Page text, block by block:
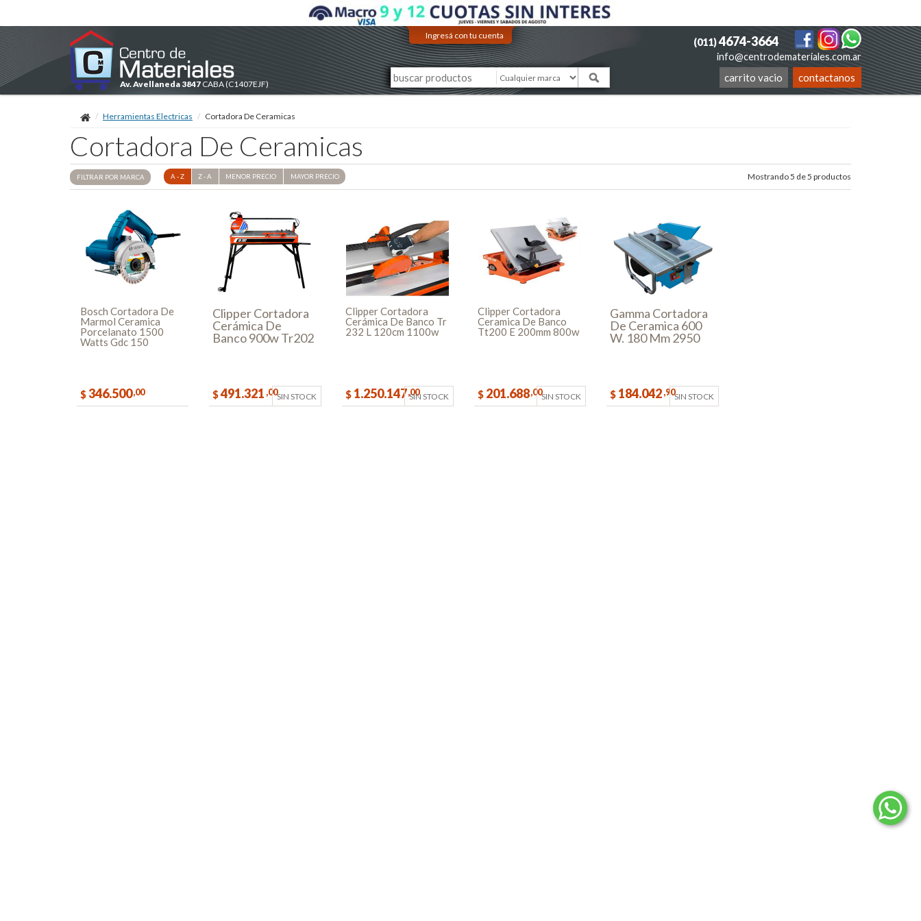
Ingresá con tu cuenta
info@centrodemateriales.com.ar
Av. Avellaneda 3847 CABA(C1407EJF)
(011)4674-3664
contactanos
carrito vacio
Herramientas Electricas Cortadora De Ceramicas
Cortadora De Ceramicas
FILTRAR POR MARCA A - Z Z - A MENOR PRECIO MAYOR PRECIO Mostrando 5 de 5 productos
Bosch Cortadora De
Marmol Ceramica
Porcelanato 1500
Watts Gdc 150
$346.500,00
Clipper Cortadora
Cerámica De
Banco 900w Tr202
$491.321 ,00SIN STOCK
Clipper Cortadora
Cerámica De Banco Tr
232 L 120cm 1100w
$ 1.250.147,00
SIN STOCK
Clipper Cortadora
Ceramica De Banco
Tt200 E 200mm 800w
$ 201.688,00SIN STOCK
Gamma Cortadora
De Ceramica 600
W. 180 Mm 2950
$ 184.042 ,90SIN STOCK